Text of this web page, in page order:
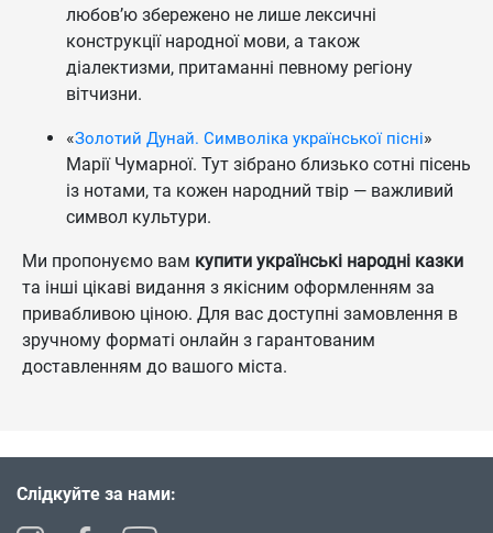
любов’ю збережено не лише лексичні
конструкції народної мови, а також
діалектизми, притаманні певному регіону
вітчизни.
«Золотий Дунай. Символіка української пісні»
Марії Чумарної. Тут зібрано близько сотні пісень
із нотами, та кожен народний твір — важливий
символ культури.
Ми пропонуємо вам купити українські народні казки
та інші цікаві видання з якісним оформленням за
привабливою ціною. Для вас доступні замовлення в
зручному форматі онлайн з гарантованим
доставленням до вашого міста.
Слідкуйте за нами: